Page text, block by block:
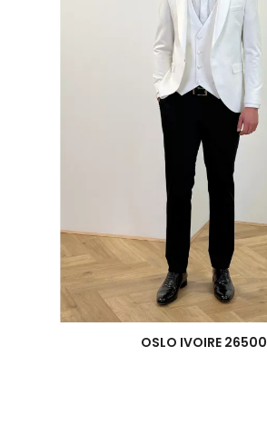
Aperçu rapide
OSLO IVOIRE 26500